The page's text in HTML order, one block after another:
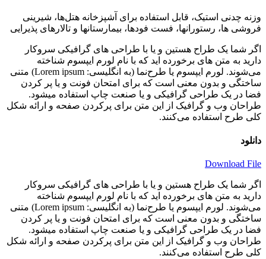
وزنه چدنی استیک، قابل استفاده برای آشپزخانه هتل‌ها، شیرینی
فروشی ها، رستورانها، فست فودها، بیمارستانها و تالار‌های پذیرایی
اگر شما یک طراح هستین و یا با طراحی های گرافیکی سروکار
دارید به متن های برخورده اید که با نام لورم ایپسوم شناخته
می‌شوند. لورم ایپسوم یا طرح‌نما (به انگلیسی: Lorem ipsum) متنی
ساختگی و بدون معنی است که برای امتحان فونت و یا پر کردن
فضا در یک طراحی گرافیکی و یا صنعت چاپ استفاده میشود.
طراحان وب و گرافیک از این متن برای پرکردن صفحه و ارائه شکل
کلی طرح استفاده می‌کنند.
دانلود
Download File
اگر شما یک طراح هستین و یا با طراحی های گرافیکی سروکار
دارید به متن های برخورده اید که با نام لورم ایپسوم شناخته
می‌شوند. لورم ایپسوم یا طرح‌نما (به انگلیسی: Lorem ipsum) متنی
ساختگی و بدون معنی است که برای امتحان فونت و یا پر کردن
فضا در یک طراحی گرافیکی و یا صنعت چاپ استفاده میشود.
طراحان وب و گرافیک از این متن برای پرکردن صفحه و ارائه شکل
کلی طرح استفاده می‌کنند.